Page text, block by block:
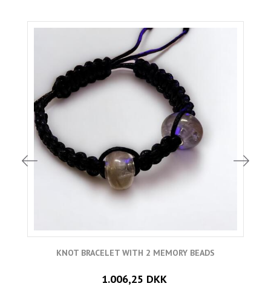
KNOT BRACELET WITH 2 MEMORY BEADS
1.006,25 DKK